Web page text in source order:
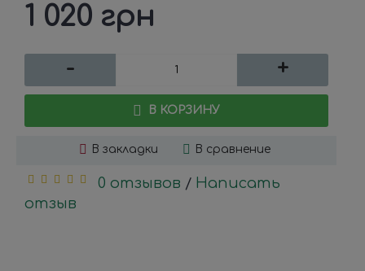
1 020 грн
- +
В КОРЗИНУ
В закладки В сравнение
0 отзывов / Написать
отзыв